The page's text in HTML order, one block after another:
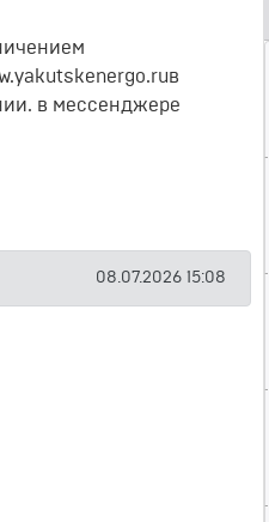
в мессенджере
08.07.2026 15:08